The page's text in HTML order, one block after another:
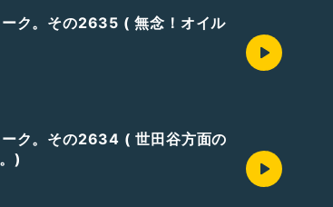
ク。その2635 ( 無念！オイル
ク。その2634 ( 世田谷方面の
)